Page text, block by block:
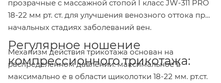
прозрачные с массажной стопой I класс JW-311 PRO
18-22 мм рт. ст. для улучшения венозного оттока при
начальных стадиях заболеваний вен.
Механизм действия трикотажа основан на
распределенном давлении: максимальное в
максимально е в области щиколотки 18-22 мм. рт.ст.
Регулярное ношение
компрессионного трикотажа: